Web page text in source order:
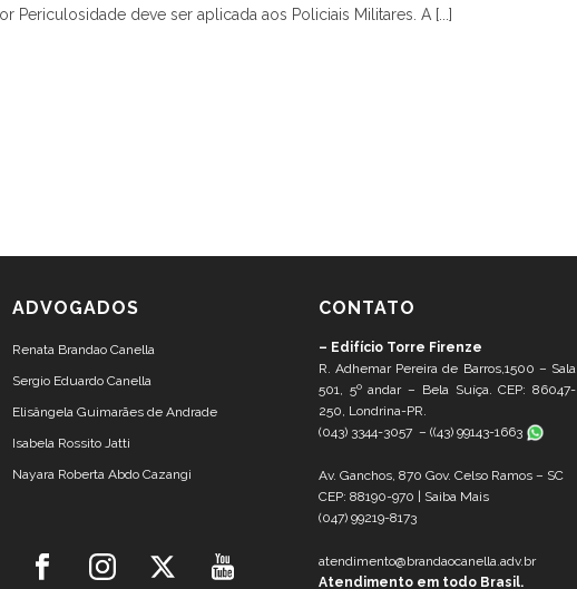
Periculosidade deve ser aplicada aos Policiais Militares. A [...]
ADVOGADOS
Renata Brandao Canella
Sergio Eduardo Canella
Elisângela Guimarães de Andrade
Isabela Rossito Jatti
Nayara Roberta Abdo Cazangi
CONTATO
– Edifício Torre Firenze
R. Adhemar Pereira de Barros,1500 – Sala
501, 5º andar – Bela Suíça. CEP: 86047-
250, Londrina-PR.
(043) 3344-3057 – ((43) 99143-1663
Av. Ganchos, 870 Gov. Celso Ramos – SC
CEP: 88190-970 | Saiba Mais
(047) 99219-8173
atendimento@brandaocanella.adv.br
Atendimento em todo Brasil.